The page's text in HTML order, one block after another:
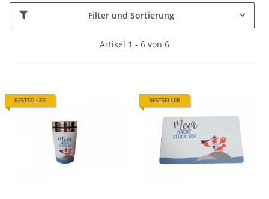
Filter und Sortierung
Artikel 1 - 6 von 6
BESTSELLER BESTSELLER